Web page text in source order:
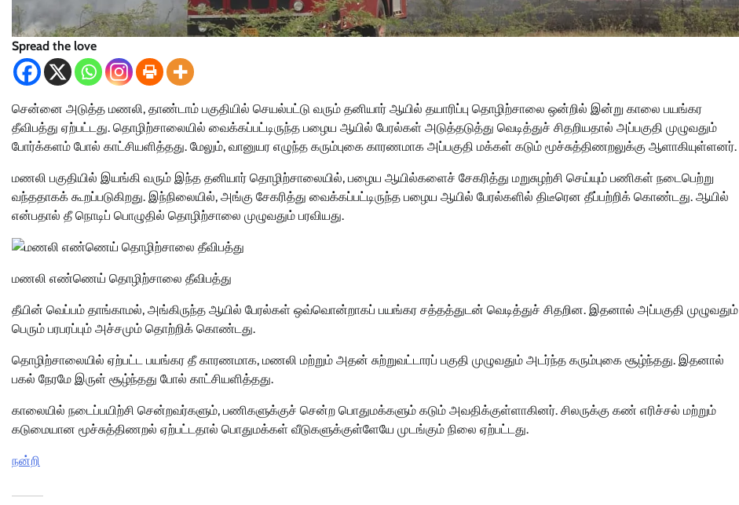
Spread the love
சென்னை அடுத்த மணலி, தாண்டாம் பகுதியில் செயல்பட்டு வரும் தனியார் ஆயில் தயாரிப்பு தொழிற்சாலை ஒன்றில் இன்று காலை பயங்கர
தீவிபத்து ஏற்பட்டது. தொழிற்சாலையில் வைக்கப்பட்டிருந்த பழைய ஆயில் பேரல்கள் அடுத்தடுத்து வெடித்துச் சிதறியதால் அப்பகுதி முழுவதும்
போர்க்களம் போல் காட்சியளித்தது. மேலும், வானுயர எழுந்த கரும்புகை காரணமாக அப்பகுதி மக்கள் கடும் மூச்சுத்திணறலுக்கு ஆளாகியுள்ளனர்.
மணலி பகுதியில் இயங்கி வரும் இந்த தனியார் தொழிற்சாலையில், பழைய ஆயில்களைச் சேகரித்து மறுசுழற்சி செய்யும் பணிகள் நடைபெற்று
வந்ததாகக் கூறப்படுகிறது. இந்நிலையில், அங்கு சேகரித்து வைக்கப்பட்டிருந்த பழைய ஆயில் பேரல்களில் திடீரென தீப்பற்றிக் கொண்டது. ஆயில்
என்பதால் தீ நொடிப் பொழுதில் தொழிற்சாலை முழுவதும் பரவியது.
மணலி எண்ணெய் தொழிற்சாலை தீவிபத்து
தீயின் வெப்பம் தாங்காமல், அங்கிருந்த ஆயில் பேரல்கள் ஒவ்வொன்றாகப் பயங்கர சத்தத்துடன் வெடித்துச் சிதறின. இதனால் அப்பகுதி முழுவதும்
பெரும் பரபரப்பும் அச்சமும் தொற்றிக் கொண்டது.
தொழிற்சாலையில் ஏற்பட்ட பயங்கர தீ காரணமாக, மணலி மற்றும் அதன் சுற்றுவட்டாரப் பகுதி முழுவதும் அடர்ந்த கரும்புகை சூழ்ந்தது. இதனால்
பகல் நேரமே இருள் சூழ்ந்தது போல் காட்சியளித்தது.
காலையில் நடைப்பயிற்சி சென்றவர்களும், பணிகளுக்குச் சென்ற பொதுமக்களும் கடும் அவதிக்குள்ளாகினர். சிலருக்கு கண் எரிச்சல் மற்றும்
கடுமையான மூச்சுத்திணறல் ஏற்பட்டதால் பொதுமக்கள் வீடுகளுக்குள்ளேயே முடங்கும் நிலை ஏற்பட்டது.
நன்றி